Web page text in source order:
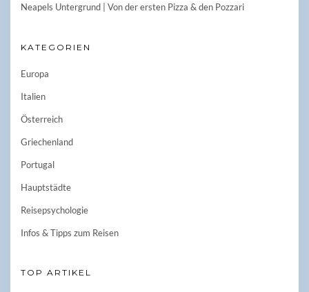
Neapels Untergrund | Von der ersten Pizza & den Pozzari
KATEGORIEN
Europa
Italien
Österreich
Griechenland
Portugal
Hauptstädte
Reisepsychologie
Infos & Tipps zum Reisen
TOP ARTIKEL